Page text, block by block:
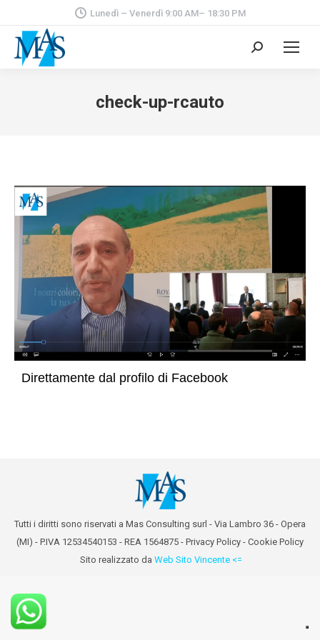
Lunedì – Venerdì 9:00 AM– 18:30 PM
Cerca:
check-up-rcauto
Direttamente dal profilo di Facebook
Tutti i diritti sono riservati a Mas Consulting surl - Via Lambro 36 - Opera
(MI) - P.IVA 12534540153 - REA 1564875 - Privacy Policy - Cookie Policy
Sito realizzato da Web Sito Vincente <=